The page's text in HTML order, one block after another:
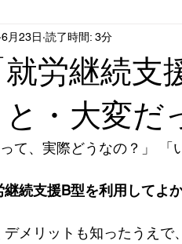
労継続支
・大変だ
6月23日 読了時間: 3分
って、実際どうなの？」
継続支援B型を利用してよ
メリットも知ったうえで